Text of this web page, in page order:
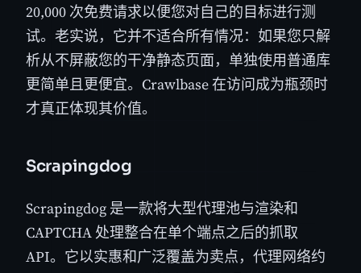
20,000 次免费请求以便您对自己的目标进行测
试。老实说，它并不适合所有情况：如果您只解
析从不屏蔽您的干净静态页面，单独使用普通库
更简单且更便宜。Crawlbase 在访问成为瓶颈时
才真正体现其价值。
Scrapingdog
Scrapingdog 是一款将大型代理池与渲染和
CAPTCHA 处理整合在单个端点之后的抓取
API。它以实惠和广泛覆盖为卖点，代理网络约